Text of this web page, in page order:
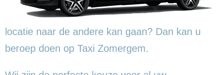
locatie naar de andere kan gaan? Dan kan u
beroep doen op Taxi Zomergem.